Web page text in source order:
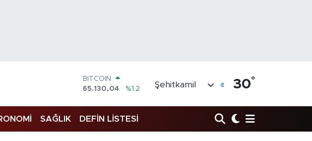
65.130,04
DOLAR
EURO
55,1652
%0.27
Şehitkamil 30°
SAĞLIK DEFİN LİSTESİ